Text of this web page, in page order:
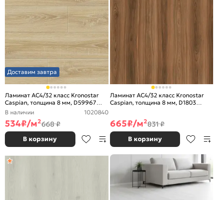
Доставим завтра
Ламинат AC4/32 класс Kronostar
Caspian, толщина 8 мм, D59967
Дуб Литакия
В наличии 1020840
534₽/м²668 ₽
В корзину
Ламинат AC4/32 класс Kronostar
Caspian, толщина 8 мм, D1803
665₽/м²831 ₽
В корзину